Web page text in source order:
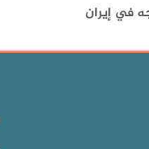
في إيران